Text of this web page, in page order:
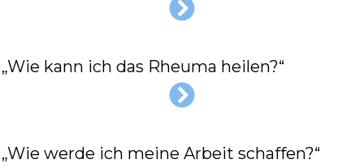
„Wie kann ich das Rheuma heilen?“
„Wie werde ich meine Arbeit schaffen?“